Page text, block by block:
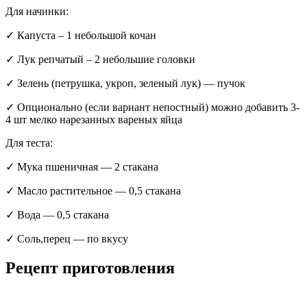
Для начинки:
✓ Капуста – 1 небольшой кочан
✓ Лук репчатый – 2 небольшие головки
✓ Зелень (петрушка, укроп, зеленый лук) — пучок
✓ Опционально (если вариант непостный) можно добавить 3-
4 шт мелко нарезанных вареных яйца
Для теста:
✓ Мука пшеничная — 2 стакана
✓ Масло растительное — 0,5 стакана
✓ Вода — 0,5 стакана
✓ Соль,перец — по вкусу
Рецепт приготовления